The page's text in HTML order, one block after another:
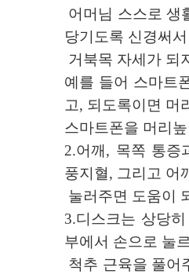
어머님 스스로 생
당기도록 신경써
거북목 자세가 되
예를 들어 스마트
고, 되도록이면 머
스마트폰을 머리
2.어깨, 목쪽 통증
풍지혈, 그리고 어
눌러주면 도움이
3.디스크는 상당
부에서 손으로 눌
척추 근육을 풀어